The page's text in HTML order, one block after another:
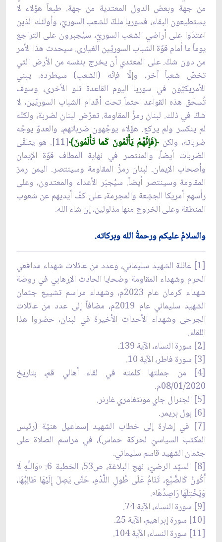
من جهة وبعض الدول المعتدية من جهة. طبعاً هؤلاء لا
يستطيعون البقاء، فسوريا ملكٌ للشعب السوريّ، وأولئك الذين
اعتدَوا على أراضي الشعب السوريّ، سيُجبرون على التراجع
يوماً ما أمام قوّة الشباب السوريّين الغيارى. سيحدث هذا الأمر
من دون شكّ. على المعتدي أن يخرج بنفسه من الأرض التي
تخصّ شعباً آخر، وإلّا فإنّه (الشعب) سيطرده. يبني
الأمريكيّون في سوريا اليوم القاعدة تلو الأخرى، وسوف
تُسحَق هذه القواعد حتماً تحت أقدام الشباب السوريّين، لا
شكّ في ذلك. لبنان رمزُ المقاومة. تعرّض لبنان لضربة، ولكنّه
لم ينكسر ولم يركع. هؤلاء يوجّهون ضرباتهم، والعدوّ يوجّه
ضرباته، ولكن﴿فَإِنَّهُمْ يَأْلَمُونَ كَما تَأْلَمُونَ﴾
[11]. هو يتلقّى
الضربات أيضاً، والمنتصر في نهاية المطاف قوّة الإيمان
وأصحاب الإيمان. لبنان رمزُ المقاومة وسينتصر. اليمن رمز
المقاومة وسينتصر أيضاً. سيُجبَر الأعداء والمعتدون، وعلى
رأسهم أمريكا الجشِعة والمجرمة، على كفّ أيديهم عن شعوب
المنطقة وعلى الخروج منها مذلولين، إن شاء الله.
والسلامُ عليكم ورحمةُ الله وبركاته.
[1] عائلة الشهيد سليماني، وعدد من عائلات شهداء مدافعي
الحرم وشهداء المقاومة وضحايا الحادث الإرهابي في روضة
شهداء كرمان عام 2023م، وشهداء مراسم تشييع جثمان
الشهيد سليماني عام 2019م، مضافاً إلى عدد من عائلات
الجرحى وشهداء الأحداث الأخيرة في لبنان، حضروا هذا
اللقاء.
[2] سورة النساء، الآية 139.
[3] سورة فاطر، الآية 10.
[4] من جملتها كلمته في لقاء أهالي قم، بتاريخ
08/01/2020م.
[5] الجنرال جاي مونتغامري غارنر.
[6] بول بريمر.
[7] في إشارة إلى خطاب الشهيد إسماعيل هنيّة (رئيس
المكتب السياسيّ لحركة حماس)، في مراسم الصلاة على
جثمان الشهيد قاسم سليماني.
[8] السيّد الرضيّ، نهج البلاغة، ص53، الخطبة 6: «وَاللَّهِ لَا
أَكُونُ كَالضَّبُعِ، تَنَامُ عَلَى طُولِ اللَّدْمِ، حَتَّى يَصِلَ إِلَيْهَا طَالِبُهَا،
وَيَخْتِلَهَا رَاصِدُهَا‌».
[9] سورة النساء، الآية 74.
[10] سورة إبراهيم، الآية 25.
[11] سورة النساء، الآية 104.